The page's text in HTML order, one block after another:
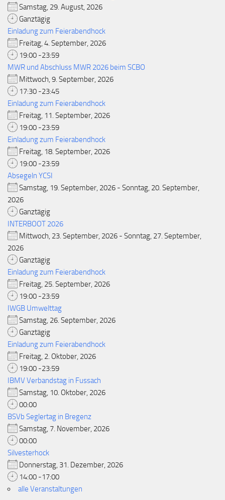
Samstag, 29. August, 2026
Ganztägig
Einladung zum Feierabendhock
Freitag, 4. September, 2026
19:00 -23:59
MWR und Abschluss MWR 2026 beim SCBO
Mittwoch, 9. September, 2026
17:30 -23:45
Einladung zum Feierabendhock
Freitag, 11. September, 2026
19:00 -23:59
Einladung zum Feierabendhock
Freitag, 18. September, 2026
19:00 -23:59
Absegeln YCSI
Samstag, 19. September, 2026 - Sonntag, 20. September,
2026
Ganztägig
INTERBOOT 2026
Mittwoch, 23. September, 2026 - Sonntag, 27. September,
2026
Ganztägig
Einladung zum Feierabendhock
Freitag, 25. September, 2026
19:00 -23:59
IWGB Umwelttag
Samstag, 26. September, 2026
Ganztägig
Einladung zum Feierabendhock
Freitag, 2. Oktober, 2026
19:00 -23:59
IBMV Verbandstag in Fussach
Samstag, 10. Oktober, 2026
00:00
BSVb Seglertag in Bregenz
Samstag, 7. November, 2026
00:00
Silvesterhock
Donnerstag, 31. Dezember, 2026
14:00 -17:00
alle Veranstaltungen